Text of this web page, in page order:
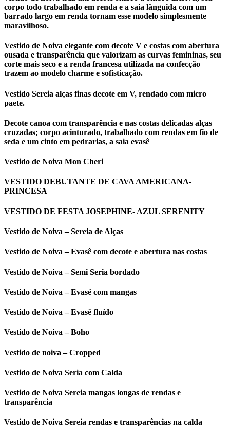
corpo todo trabalhado em renda e a saia lânguida com um
barrado largo em renda tornam esse modelo simplesmente
maravilhoso.
Vestido de Noiva elegante com decote V e costas com abertura
ousada e transparência que valorizam as curvas femininas, seu
corte mais seco e a renda francesa utilizada na confecção
trazem ao modelo charme e sofisticação.
Vestido Sereia alças finas decote em V, rendado com micro
paete.
Decote canoa com transparência e nas costas delicadas alças
cruzadas; corpo acinturado, trabalhado com rendas em fio de
seda e um cinto em pedrarias, a saia evasê
Vestido de Noiva Mon Cheri
VESTIDO DEBUTANTE DE CAVA AMERICANA-
PRINCESA
VESTIDO DE FESTA JOSEPHINE- AZUL SERENITY
Vestido de Noiva – Sereia de Alças
Vestido de Noiva – Evasê com decote e abertura nas costas
Vestido de Noiva – Semi Seria bordado
Vestido de Noiva – Evasé com mangas
Vestido de Noiva – Evasê fluído
Vestido de Noiva – Boho
Vestido de noiva – Cropped
Vestido de Noiva Seria com Calda
Vestido de Noiva Sereia mangas longas de rendas e
transparência
Vestido de Noiva Sereia rendas e transparências na calda